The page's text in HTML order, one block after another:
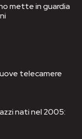
mette in guardia
telecamere
nati nel 2005: